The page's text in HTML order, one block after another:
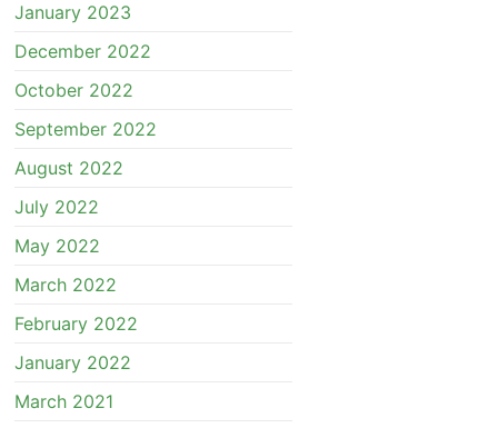
January 2023
December 2022
October 2022
September 2022
August 2022
July 2022
May 2022
March 2022
February 2022
January 2022
March 2021